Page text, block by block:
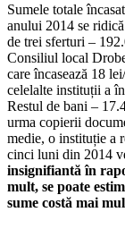
Sumele totale
anului 2014 se
de trei sferturi –
Consiliul local
care încasează 18
celelalte instituții a
Restul de bani –
urma copierii
medie, o instituție a
cinci luni din 2014
insignifiantă în
mult, se poate
sume costă mai